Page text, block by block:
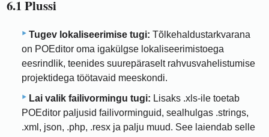
6.1 Plussi
Tugev lokaliseerimise tugi: Tõlkehaldustarkvarana
on POEditor oma igakülgse lokaliseerimistoega
eesrindlik, teenides suurepäraselt rahvusvahelistumise
projektidega töötavaid meeskondi.
Lai valik failivormingu tugi: Lisaks .xls-ile toetab
POEditor paljusid failivorminguid, sealhulgas .strings,
.xml, json, .php, .resx ja palju muud. See laiendab selle